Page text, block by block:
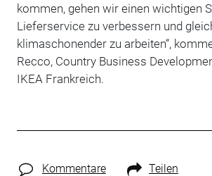
kommen, gehen wir einen wichtigen
Lieferservice zu verbessern und
klimaschonender zu arbeiten“,
Recco, Country Business
IKEA Frankreich.
Kommentare Teilen